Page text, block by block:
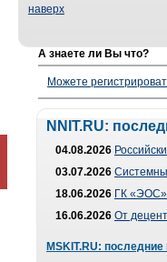
наверх
А знаете ли Вы что?
Можете
NNIT.RU:
04.08.2026
03.07.2026
18.06.2026 ГК «ЭОС»
16.06.2026 От
MSKIT.RU: